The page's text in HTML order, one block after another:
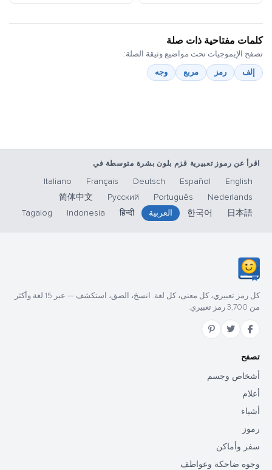
كلمات مفتاحية ذات صلة
تصفح الإيموجيات تحت مواضيع وثيقة الصلة:
إلف
رمز مربع وجه
اقرأ عن رموز تعبيرية قزم بلون بشرة متوسطة في
English
Español
Deutsch
Français
Italiano
Nederlands
Português
Русский
简体中文
日本語
한국어 العربية हिन्दी
Indonesia
Tagalog
كل رمز تعبيري، كل معنى، كل لغة. انسخ، الصق، استكشف — عبر 15 لغة وأكثر
من 3,700 رمز تعبيري.
تصفح
أشخاص وجسم
أعلام
أشياء
رموز
سفر وأماكن
وجوه ضاحكة وعواطف